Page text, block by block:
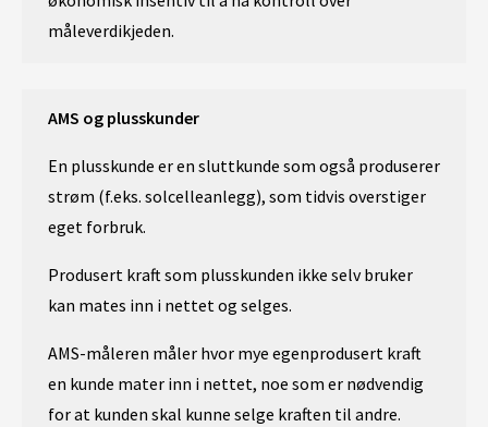
måleverdikjeden.
AMS og plusskunder
En plusskunde er en sluttkunde som også produserer
strøm (f.eks. solcelleanlegg), som tidvis overstiger
eget forbruk.
Produsert kraft som plusskunden ikke selv bruker
kan mates inn i nettet og selges.
AMS-måleren måler hvor mye egenprodusert kraft
en kunde mater inn i nettet, noe som er nødvendig
for at kunden skal kunne selge kraften til andre.